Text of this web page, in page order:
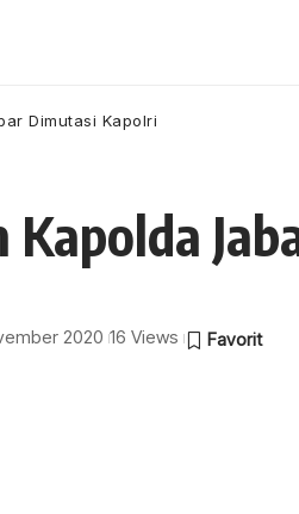
Dimutasi Kapolri
2020 16 Views